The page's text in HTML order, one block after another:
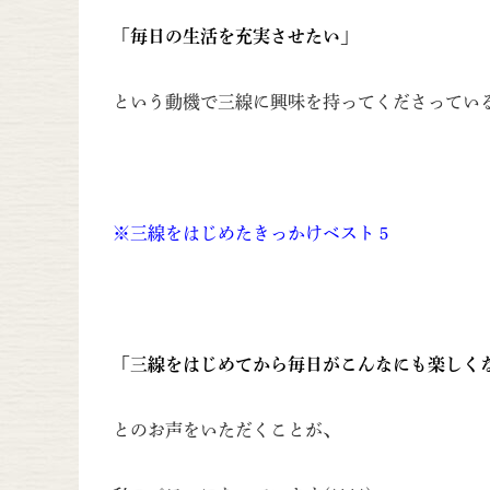
「毎日の生活を充実させたい」
という動機で三線に興味を持ってくださってい
※三線をはじめたきっかけベスト５
「三線をはじめてから毎日がこんなにも楽しく
とのお声をいただくことが、